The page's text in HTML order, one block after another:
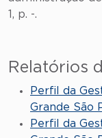
1, p. -.
Relatórios
Perfil da
Grande São
Perfil da